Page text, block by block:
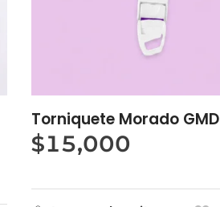
Torniquete Morado GMD
$15,000